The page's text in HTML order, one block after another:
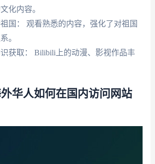
化内容。
国： 观看熟悉的内容，强化了对祖国
。
获取： Bilibili上的动漫、影视作品丰
华人如何在国内访问网站